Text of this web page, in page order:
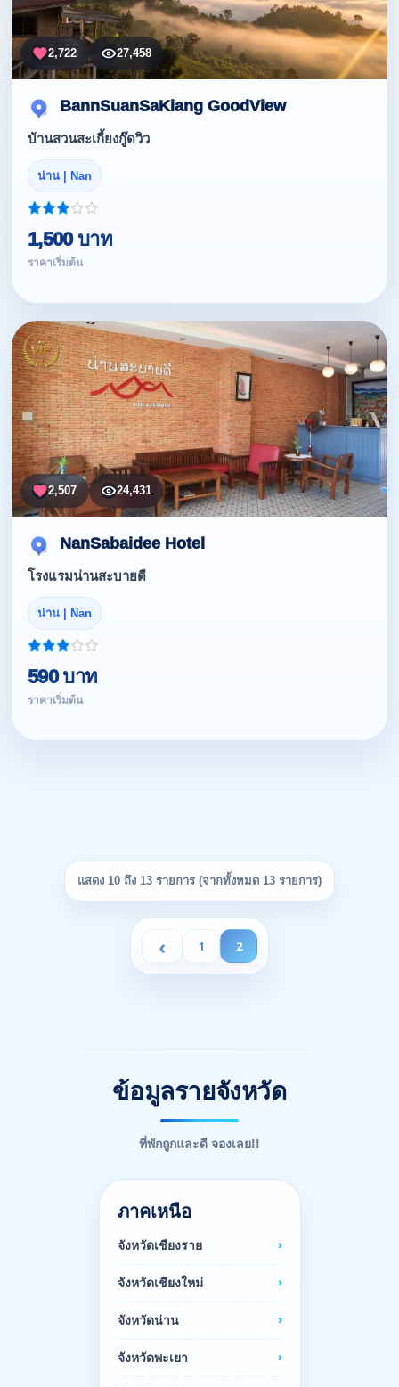
2,722 27,458
BannSuanSaKiang GoodView
บ้านสวนสะเกี้ยงกู๊ดวิว
น่าน | Nan
1,500 บาท
ราคาเริ่มต้น
2,507 24,431
NanSabaidee Hotel
โรงแรมน่านสะบายดี
น่าน | Nan
590 บาท
ราคาเริ่มต้น
แสดง 10 ถึง 13 รายการ (จากทั้งหมด 13 รายการ)
‹ 1 2
ข้อมูลรายจังหวัด
ที่พักถูกและดี จองเลย!!
ภาคเหนือ
จังหวัดเชียงราย
จังหวัดเชียงใหม่
จังหวัดน่าน
จังหวัดพะเยา